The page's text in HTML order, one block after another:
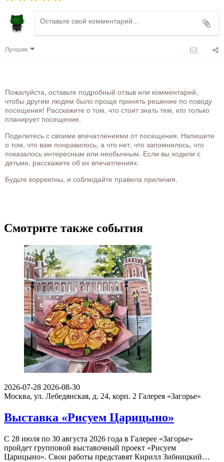
Лучшие
Пожалуйста, оставьте подробный отзыв или комментарий,
чтобы другим людям было проще принять решение по поводу
посещения! Расскажите о том, что стоит знать тем, кто только
планирует посещение.
Поделитесь с своими впечатлениями от посещения. Напишите
о том, что вам понравилось, а что нет, что запомнилось, что
показалось интересным или необычным. Если вы ходили с
детьми, расскажите об их впечатлениях.
Будьте корректны, и соблюдайте правила приличия.
Смотрите также события
2026-07-28 2026-08-30
Москва, ул. Лебедянская, д. 24, корп. 2 Галерея «Загорье»
Выставка «Рисуем Царицыно»
С 28 июля по 30 августа 2026 года в Галерее «Загорье»
пройдет групповой выставочный проект «Рисуем
Царицыно». Свои работы представят Кирилл Зибницкий…